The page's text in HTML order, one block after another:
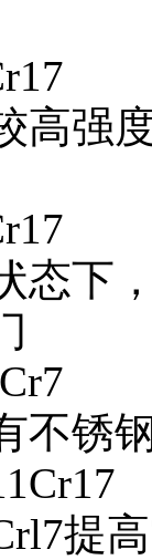
强
下
锈
提